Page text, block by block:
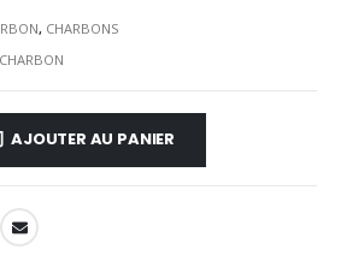
, CHARBONS
AJOUTER AU PANIER